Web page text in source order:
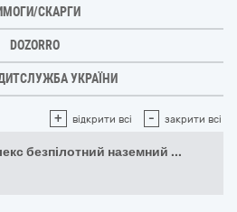
СКАРГИ
DOZORRO
УКРАЇНИ
+ відкрити всі - закрити всі
безпілотний наземний ...